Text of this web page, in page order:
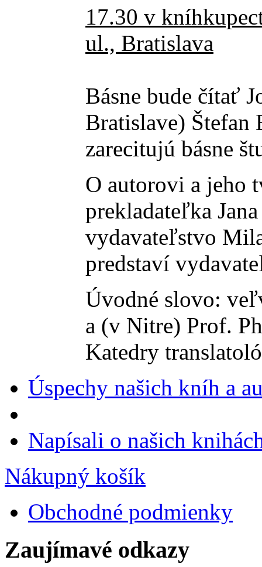
17.30 v
ul., Bratislava
Básne bude čítať
Bratislave) Štefan
zarecitujú básne
O autorovi a jeho
prekladateľka
vydavateľstvo
predstaví
Úvodné slovo:
a (v Nitre) Prof.
Katedry
Úspechy našich kníh a
Napísali o našich
Nákupný košík
Obchodné podmienky
Zaujímavé odkazy